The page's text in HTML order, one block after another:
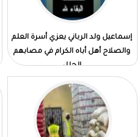
إسماعيل ولد الرباني يعزي أسرة العلم
والصلاح أهل أباه الكرام في مصابهم
الجلل